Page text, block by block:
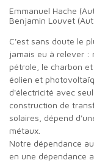
Emmanuel Hache
Benjamin Louvet
C'est sans doute le plus grand challenge que l'humanité ait
jamais eu à relever :
pétrole, le charbon
éolien et
d'électricité avec
construction de
solaires, dépend
métaux.
Notre dépendance aux énergies fossiles va donc se transformer
en une dépendance